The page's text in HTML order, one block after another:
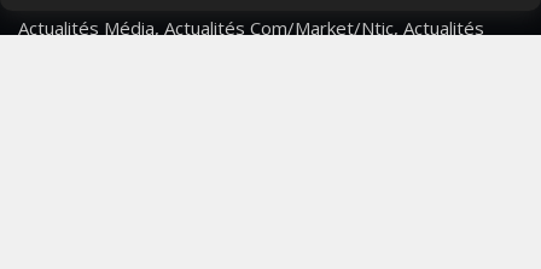
Actualités Média, Actualités Com/Market/Ntic, Actualités